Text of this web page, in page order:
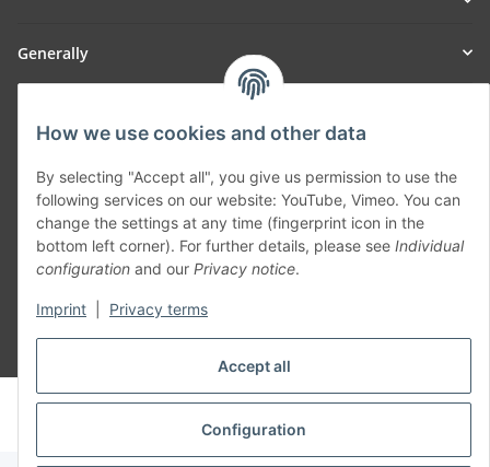
Accept all
Configuration
How we use cookies and other data
By selecting "Accept all", you give us permission to use the
following services on our website: YouTube, Vimeo. You can
change the settings at any time (fingerprint icon in the
bottom left corner). For further details, please see Individual
configuration and our Privacy notice.
Imprint Privacy terms
Generally
Withdraw contract
© voltmaster.de
Powered byJTL-Shop